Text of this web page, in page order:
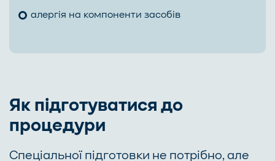
алергія на компоненти засобів
Як підготуватися до
процедури
Спеціальної підготовки не потрібно, але